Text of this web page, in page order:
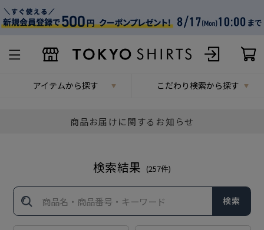
アイテムから探す こだわり検索から探す
商品お届けに関するお知らせ
検索結果 (257件)
検索